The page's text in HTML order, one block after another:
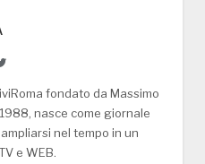
Twitter
fondato da Massimo
nasce come giornale
nel tempo in un
e WEB.